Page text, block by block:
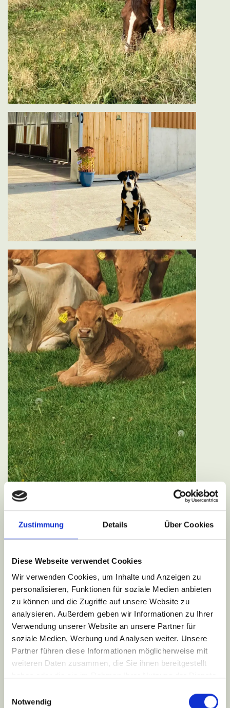
Zustimmung Details Über Cookies
Diese Webseite verwendet Cookies
Wir verwenden Cookies, um Inhalte und Anzeigen zu
personalisieren, Funktionen für soziale Medien anbieten
zu können und die Zugriffe auf unsere Website zu
analysieren. Außerdem geben wir Informationen zu Ihrer
Verwendung unserer Website an unsere Partner für
soziale Medien, Werbung und Analysen weiter. Unsere
Partner führen diese Informationen möglicherweise mit
weiteren Daten zusammen, die Sie ihnen bereitgestellt
Notwendig